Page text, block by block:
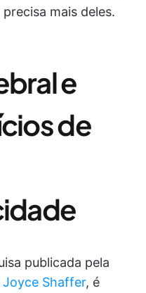
mais deles.
e
de
publicada pela
Shaffer, é